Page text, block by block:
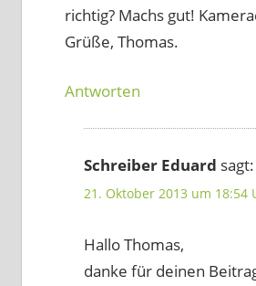
richtig? Machs gut!
Grüße, Thomas.
Antworten
Schreiber Eduard sagt:
21. Oktober 2013 um 18:54
Hallo Thomas,
danke für deinen